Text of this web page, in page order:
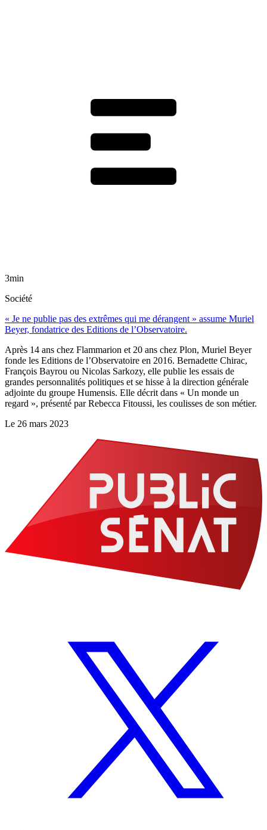
3min
Société
« Je ne publie pas des extrêmes qui me dérangent » assume Muriel
Beyer, fondatrice des Editions de l’Observatoire.
Après 14 ans chez Flammarion et 20 ans chez Plon, Muriel Beyer
fonde les Editions de l’Observatoire en 2016. Bernadette Chirac,
François Bayrou ou Nicolas Sarkozy, elle publie les essais de
grandes personnalités politiques et se hisse à la direction générale
adjointe du groupe Humensis. Elle décrit dans « Un monde un
regard », présenté par Rebecca Fitoussi, les coulisses de son métier.
Le 26 mars 2023